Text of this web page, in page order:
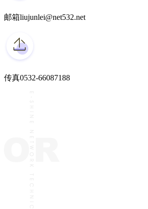
邮箱liujunlei@net532.net
传真0532-66087188